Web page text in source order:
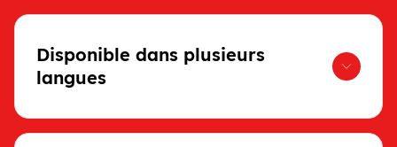
Disponible dans plusieurs
langues